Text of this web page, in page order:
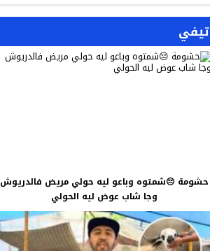
تيفي
حشومة 😔شمتوه وباعو ليه حولي مريض فالدريوش
وجا شاب عوض ليه الحولي